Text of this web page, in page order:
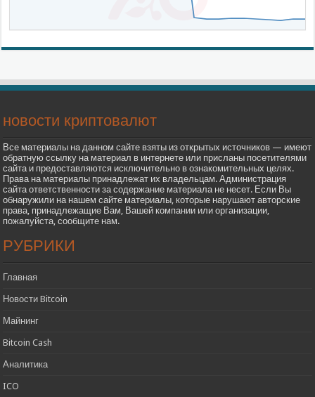
новости криптовалют
Все материалы на данном сайте взяты из открытых источников — имеют
обратную ссылку на материал в интернете или присланы посетителями
сайта и предоставляются исключительно в ознакомительных целях.
Права на материалы принадлежат их владельцам. Администрация
сайта ответственности за содержание материала не несет. Если Вы
обнаружили на нашем сайте материалы, которые нарушают авторские
права, принадлежащие Вам, Вашей компании или организации,
пожалуйста, сообщите нам.
РУБРИКИ
Главная
Новости Bitcoin
Майнинг
Bitcoin Cash
Аналитика
ICO